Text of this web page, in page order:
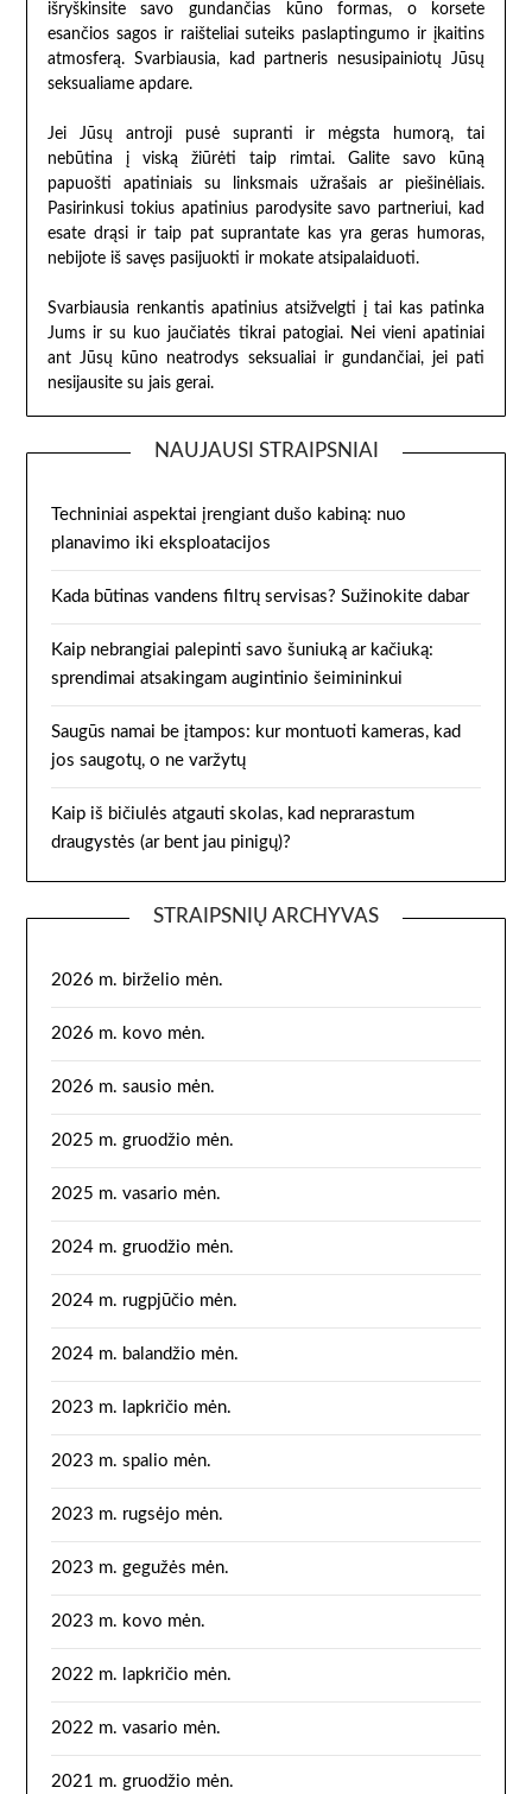
išryškinsite savo gundančias kūno formas, o korsete
esančios sagos ir raišteliai suteiks paslaptingumo ir įkaitins
atmosferą. Svarbiausia, kad partneris nesusipainiotų Jūsų
seksualiame apdare.
Jei Jūsų antroji pusė supranti ir mėgsta humorą, tai
nebūtina į viską žiūrėti taip rimtai. Galite savo kūną
papuošti apatiniais su linksmais užrašais ar piešinėliais.
Pasirinkusi tokius apatinius parodysite savo partneriui, kad
esate drąsi ir taip pat suprantate kas yra geras humoras,
nebijote iš savęs pasijuokti ir mokate atsipalaiduoti.
Svarbiausia renkantis apatinius atsižvelgti į tai kas patinka
Jums ir su kuo jaučiatės tikrai patogiai. Nei vieni apatiniai
ant Jūsų kūno neatrodys seksualiai ir gundančiai, jei pati
nesijausite su jais gerai.
NAUJAUSI STRAIPSNIAI
Techniniai aspektai įrengiant dušo kabiną: nuo
planavimo iki eksploatacijos
Kada būtinas vandens filtrų servisas? Sužinokite dabar
Kaip nebrangiai palepinti savo šuniuką ar kačiuką:
sprendimai atsakingam augintinio šeimininkui
Saugūs namai be įtampos: kur montuoti kameras, kad
jos saugotų, o ne varžytų
Kaip iš bičiulės atgauti skolas, kad neprarastum
draugystės (ar bent jau pinigų)?
STRAIPSNIŲ ARCHYVAS
2026 m. birželio mėn.
2026 m. kovo mėn.
2026 m. sausio mėn.
2025 m. gruodžio mėn.
2025 m. vasario mėn.
2024 m. gruodžio mėn.
2024 m. rugpjūčio mėn.
2024 m. balandžio mėn.
2023 m. lapkričio mėn.
2023 m. spalio mėn.
2023 m. rugsėjo mėn.
2023 m. gegužės mėn.
2023 m. kovo mėn.
2022 m. lapkričio mėn.
2022 m. vasario mėn.
2021 m. gruodžio mėn.